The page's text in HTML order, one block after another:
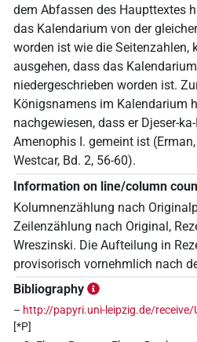
dem Abfassen des Haupttextes
das Kalendarium von der
worden ist wie die Seitenzahlen,
ausgehen, dass das
niedergeschrieben worden ist.
Königsnamens im Kalendarium
nachgewiesen, dass er Djeser-
Amenophis I. gemeint ist
Westcar, Bd. 2, 56-60).
Information on line/column
Kolumnenzählung nach
Zeilenzählung nach Original,
Wreszinski. Die Aufteilung in
provisorisch vornehmlich nach
Bibliography
– http://papyri.uni-leipzig.de/
[*P]